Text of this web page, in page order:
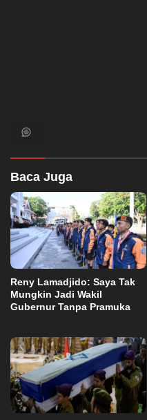
Baca Juga
Reny Lamadjido: Saya Tak
Mungkin Jadi Wakil
Gubernur Tanpa Pramuka